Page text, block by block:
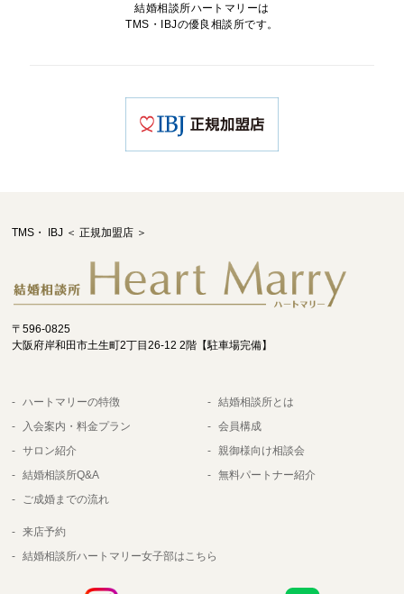
結婚相談所ハートマリーは
TMS・IBJの優良相談所です。
TMS・ IBJ ＜ 正規加盟店 ＞
〒596-0825
大阪府岸和田市土生町2丁目26-12 2階【駐車場完備】
ハートマリーの特徴
入会案内・料金プラン
サロン紹介
結婚相談所Q&A
ご成婚までの流れ
結婚相談所とは
会員構成
親御様向け相談会
無料パートナー紹介
来店予約
結婚相談所ハートマリー女子部はこちら